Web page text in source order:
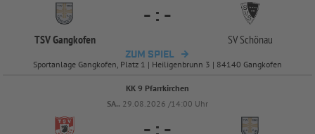
TSV Gangkofen
- : -
SV Schönau
ZUM SPIEL
Sportanlage Gangkofen, Platz 1 | Heiligenbrunn 3 | 84140 Gangkofen
KK 9 Pfarrkirchen
SA.. 29.08.2026 /14:00 Uhr